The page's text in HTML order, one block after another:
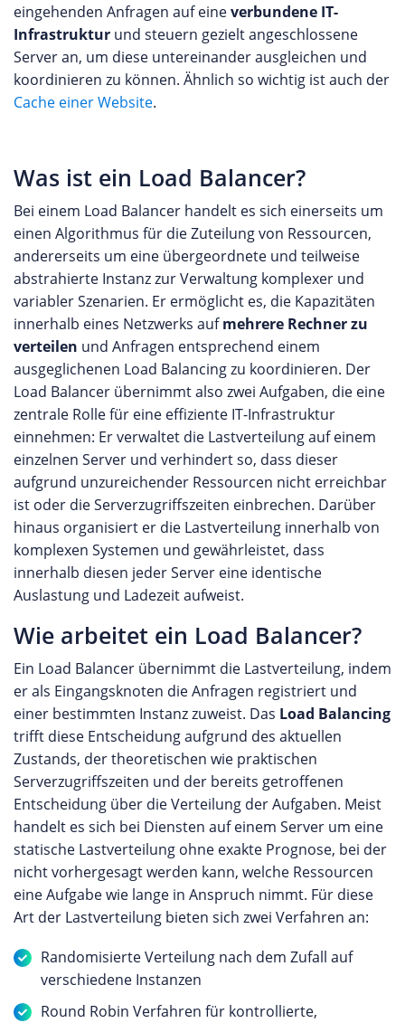
eingehenden Anfragen auf eineverbundene IT-
Infrastruktur und steuern gezielt angeschlossene
Server an, um diese untereinander ausgleichen und
koordinieren zu können. Ähnlich so wichtig ist auch der
Cache einer Website.
Was ist ein Load Balancer?
Bei einem Load Balancer handelt es sich einerseits um
einen Algorithmus für die Zuteilung von Ressourcen,
andererseits um eine übergeordnete und teilweise
abstrahierte Instanz zur Verwaltung komplexer und
variabler Szenarien. Er ermöglicht es, die Kapazitäten
innerhalb eines Netzwerks aufmehrere Rechner zu
verteilen und Anfragen entsprechend einem
ausgeglichenen Load Balancing zu koordinieren. Der
Load Balancer übernimmt also zwei Aufgaben, die eine
zentrale Rolle für eine effiziente IT-Infrastruktur
einnehmen: Er verwaltet die Lastverteilung auf einem
einzelnen Server und verhindert so, dass dieser
aufgrund unzureichender Ressourcen nicht erreichbar
ist oder die Serverzugriffszeiten einbrechen. Darüber
hinaus organisiert er die Lastverteilung innerhalb von
komplexen Systemen und gewährleistet, dass
innerhalb diesen jeder Server eine identische
Auslastung und Ladezeit aufweist.
Wie arbeitet ein Load Balancer?
Ein Load Balancer übernimmt die Lastverteilung, indem
er als Eingangsknoten die Anfragen registriert und
einer bestimmten Instanz zuweist. Das Load Balancing
trifft diese Entscheidung aufgrund des aktuellen
Zustands, der theoretischen wie praktischen
Serverzugriffszeiten und der bereits getroffenen
Entscheidung über die Verteilung der Aufgaben. Meist
handelt es sich bei Diensten auf einem Server um eine
statische Lastverteilung ohne exakte Prognose, bei der
nicht vorhergesagt werden kann, welche Ressourcen
eine Aufgabe wie lange in Anspruch nimmt. Für diese
Art der Lastverteilung bieten sich zwei Verfahren an:
Randomisierte Verteilung nach dem Zufall auf
verschiedene Instanzen
Round Robin Verfahren für kontrollierte,